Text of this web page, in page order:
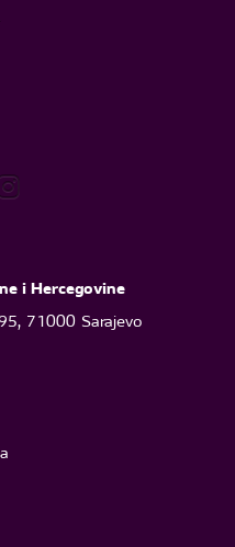
i Hercegovine
71000 Sarajevo